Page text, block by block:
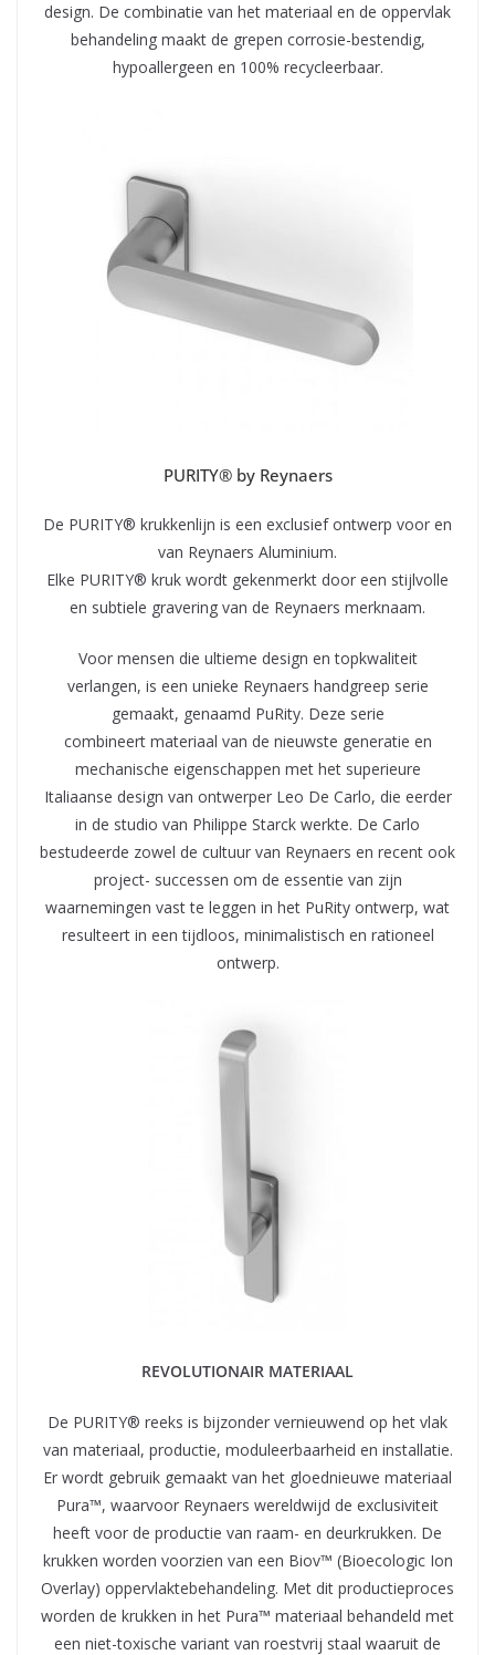
design. De combinatie van het materiaal en de oppervlak
behandeling maakt de grepen corrosie-bestendig,
hypoallergeen en 100% recycleerbaar.
PURITY® by Reynaers
De PURITY® krukkenlijn is een exclusief ontwerp voor en
van Reynaers Aluminium.
Elke PURITY® kruk wordt gekenmerkt door een stijlvolle
en subtiele gravering van de Reynaers merknaam.
Voor mensen die ultieme design en topkwaliteit
verlangen, is een unieke Reynaers handgreep serie
gemaakt, genaamd PuRity. Deze serie
combineert materiaal van de nieuwste generatie en
mechanische eigenschappen met het superieure
Italiaanse design van ontwerper Leo De Carlo, die eerder
in de studio van Philippe Starck werkte. De Carlo
bestudeerde zowel de cultuur van Reynaers en recent ook
project- successen om de essentie van zijn
waarnemingen vast te leggen in het PuRity ontwerp, wat
resulteert in een tijdloos, minimalistisch en rationeel
ontwerp.
REVOLUTIONAIR MATERIAAL
De PURITY® reeks is bijzonder vernieuwend op het vlak
van materiaal, productie, moduleerbaarheid en installatie.
Er wordt gebruik gemaakt van het gloednieuwe materiaal
Pura™, waarvoor Reynaers wereldwijd de exclusiviteit
heeft voor de productie van raam- en deurkrukken. De
krukken worden voorzien van een Biov™ (Bioecologic Ion
Overlay) oppervlaktebehandeling. Met dit productieproces
worden de krukken in het Pura™ materiaal behandeld met
een niet-toxische variant van roestvrij staal waaruit de